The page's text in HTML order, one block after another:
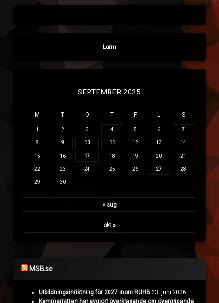
Larm
SEPTEMBER 2025
M T O T F L S
1 2 3 4 5 6 7
8 9 10 11 12 13 14
15 16 17 18 19 20 21
22 23 24 25 26 27 28
29 30
« aug
okt »
MSB.se
Utbildningsinriktning för 2027 inom RUHB 23. juni 2026
Kammarrätten har avgjort överklagande om övergripande